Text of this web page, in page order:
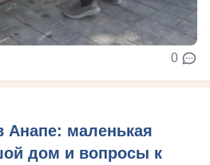
0
Анапе: маленькая
дом и вопросы к